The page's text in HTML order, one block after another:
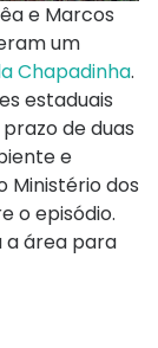
e Marcos
um
Chapadinha.
estaduais
de duas
e
Ministério dos
o episódio.
a área para